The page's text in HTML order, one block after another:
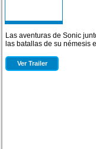
Las aventuras de Sonic
las batallas de su némesis
Ver Trailer